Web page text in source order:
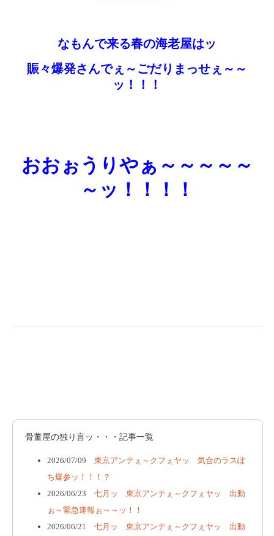
なもんで来る春の海老屋はッ
賑々爆発さんでぇ～ごだりまっせぇ～～
ッ！！！
おおぉうりやぁ～～～～～
～ッ！！！！
骨董屋の独り言ッ・・・記事一覧
2026/07/09 東京アンテぇ～クフぇヤッ 気合のラスぽ
ち爆参ッ！！！？
2026/06/23 七月ッ 東京アンテぇ～クフぇヤッ 出動
ぉ～緊急速報ぉ～～ッ！！
2026/06/21
七月ッ 東京アンテぇ～クフぇヤッ 出動